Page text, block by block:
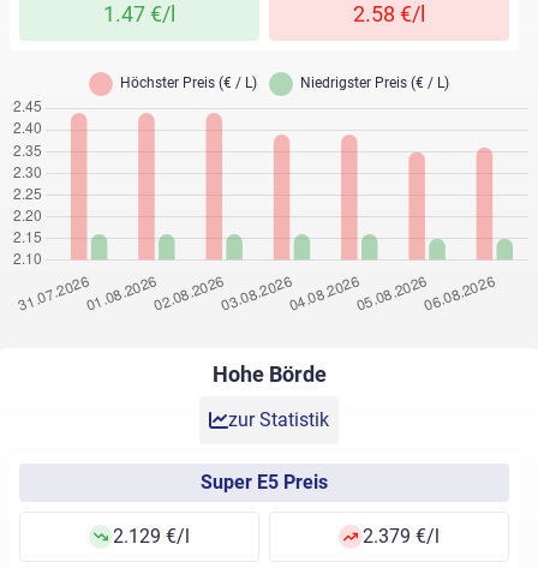
1.47 €/l 2.58 €/l
Hohe Börde
zur Statistik
Super E5 Preis
2.129 €/l 2.379 €/l